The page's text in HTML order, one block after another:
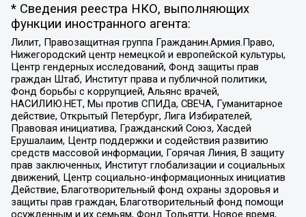
* Сведения реестра НКО, выполняющих
функции иностранного агента:
Лилит, Правозащитная группа Гражданин.Армия.Право,
Нижегородский центр немецкой и европейской культуры,
Центр гендерных исследований, Фонд защиты прав
граждан Штаб, Институт права и публичной политики,
Фонд борьбы с коррупцией, Альянс врачей,
НАСИЛИЮ.НЕТ, Мы против СПИДа, СВЕЧА, Гуманитарное
действие, Открытый Петербург, Лига Избирателей,
Правовая инициатива, Гражданский Союз, Хасдей
Ерушалаим, Центр поддержки и содействия развитию
средств массовой информации, Горячая Линия, В защиту
прав заключенных, Институт глобализации и социальных
движений, Центр социально-информационных инициатив
Действие, Благотворительный фонд охраны здоровья и
защиты прав граждан, Благотворительный фонд помощи
осужденным и их семьям, Фонд Тольятти, Новое время,